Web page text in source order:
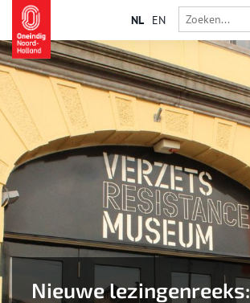
NL EN
Nieuwe lezingenreeks: